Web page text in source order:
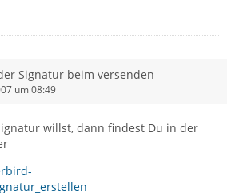
Signatur beim versenden
um 08:49
willst, dann findest Du in der